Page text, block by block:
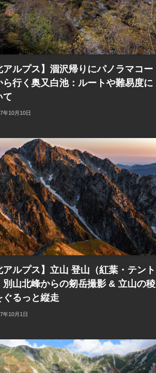
アルプス】涸沢帰りにパノラマコー
ら行く奥又白池：ルートや難易度に
て
年10月10日
アルプス】立山 登山（紅葉・テント
別山北峰からの剱岳撮影 & 立山の稜
ぐるっと縦走
年10月1日